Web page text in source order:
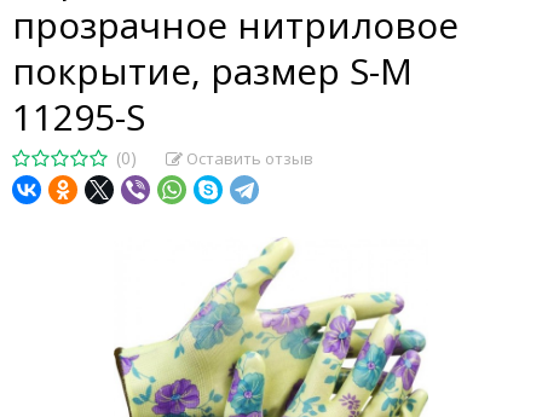
прозрачное нитриловое
покрытие, размер S-M
11295-S
(0) Оставить отзыв